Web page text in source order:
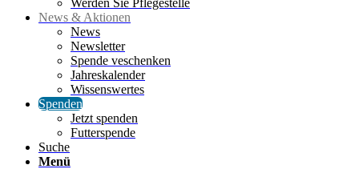
Werden Sie Pflegestelle
News & Aktionen
News
Newsletter
Spende veschenken
Jahreskalender
Wissenswertes
Spenden
Jetzt spenden
Futterspende
Suche
Menü